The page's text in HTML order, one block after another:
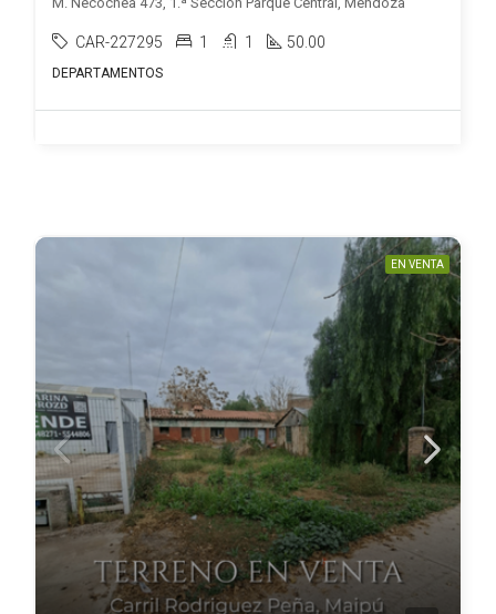
CAR-227295 1 1 50.00
DEPARTAMENTOS
EN VENTA